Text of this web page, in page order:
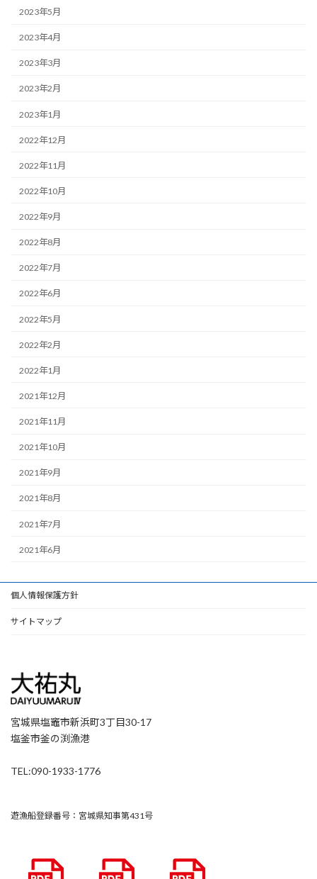
2023年5月
2023年4月
2023年3月
2023年2月
2023年1月
2022年12月
2022年11月
2022年10月
2022年9月
2022年8月
2022年7月
2022年6月
2022年5月
2022年2月
2022年1月
2021年12月
2021年11月
2021年10月
2021年9月
2021年8月
2021年7月
2021年6月
個人情報保護方針
サイトマップ
宮城県塩竈市新浜町3丁目30-17
塩釜市釜の渕漁港
TEL:090-1933-1776
遊漁船登録番号：宮城県知事第431号